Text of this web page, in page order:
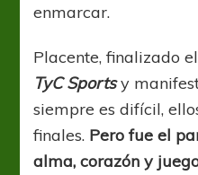
enmarcar.
Placente, finalizado
TyC Sportsy
siempre es difícil,
finales. Pero fue el
alma, corazón y